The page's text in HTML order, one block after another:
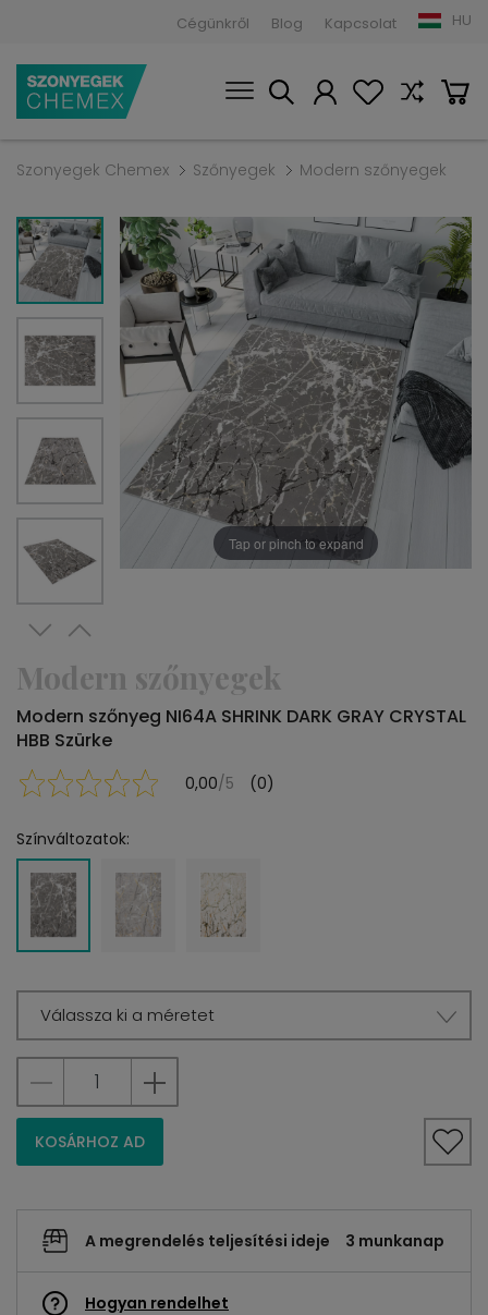
Cégünkről Blog Kapcsolat HU
Szonyegek Chemex Szőnyegek Modern szőnyegek
Tap or pinch to expand
Modern szőnyegek
Modern szőnyeg NI64A SHRINK DARK GRAY CRYSTAL
HBB Szürke
0,00/5 (0)
Színváltozatok:
Válassza ki a méretet
KOSÁRHOZ AD
A megrendelés teljesítési ideje 3 munkanap
Hogyan rendelhet